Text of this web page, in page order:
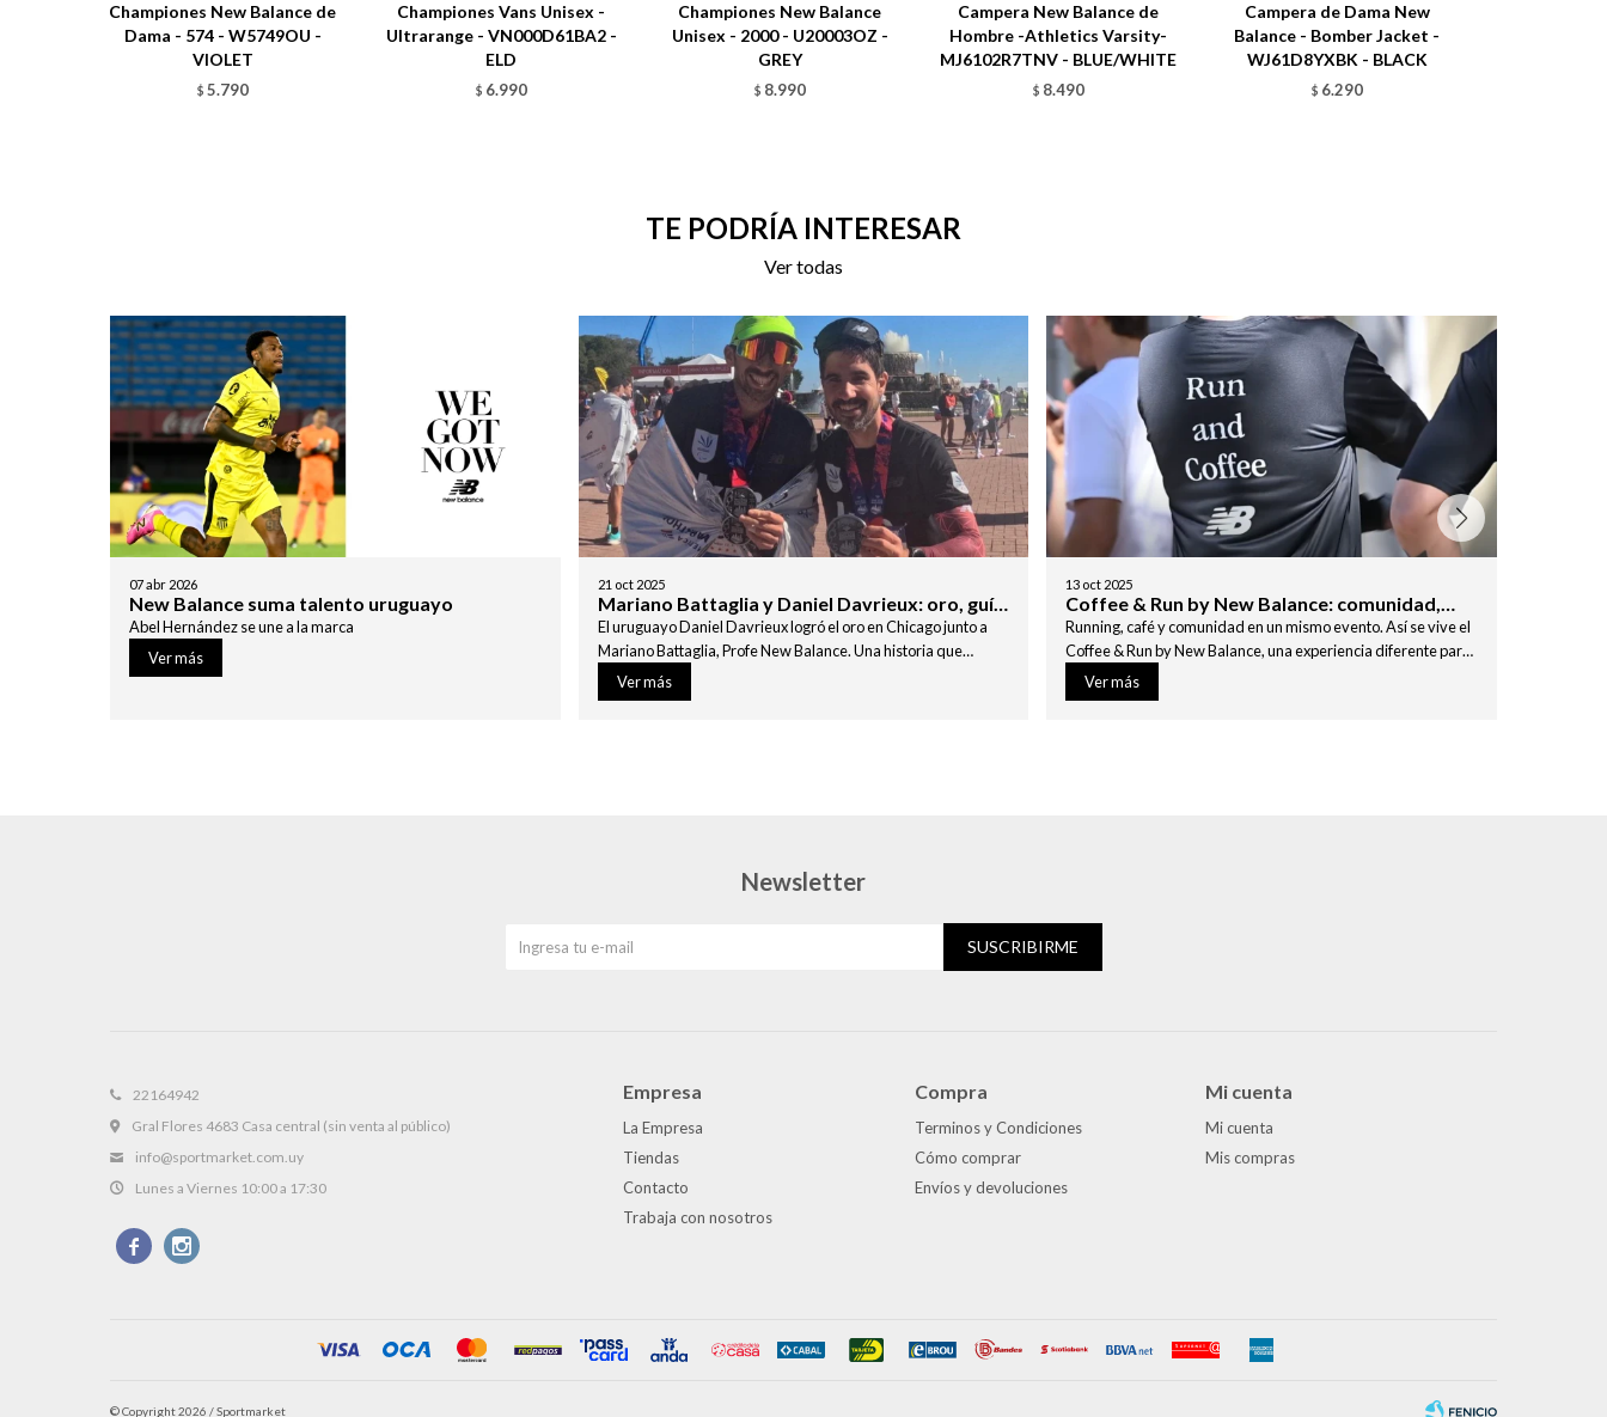
Championes New Balance de
Dama - 574 - W5749OU -
VIOLET
$ 5.790
Championes Vans Unisex -
Ultrarange - VN000D61BA2 -
ELD
$ 6.990
Championes New Balance
Unisex - 2000 - U20003OZ -
GREY
$ 8.990
Campera New Balance de
Hombre -Athletics Varsity-
MJ6102R7TNV - BLUE/WHITE
$ 8.490
Campera de Dama New
Balance - Bomber Jacket -
WJ61D8YXBK - BLACK
$ 6.290
TE PODRÍA INTERESAR
Ver todas
07abr 2026
New Balance suma talento uruguayo
Abel Hernández se une a la marca
Ver más
21 oct 2025
Mariano Battaglia y Daniel Davrieux: oro, guía
y pasión New Balance en Chicago
El uruguayo Daniel Davrieux logró el oro en Chicago junto a
Mariano Battaglia, Profe New Balance. Una historia que
inspira al running nacional.
Ver más
13 oct 2025
Coffee & Run by New Balance: comunidad,
movimiento y buena energía
Running, café y comunidad en un mismo evento. Así se vive el
Coffee & Run by New Balance, una experiencia diferente para
corredores en Uruguay.
Ver más
22164942
Gral Flores 4683 Casa central (sin venta al público)
info@sportmarket.com.uy
Lunes a Viernes 10:00 a 17:30
 
Empresa
La Empresa
Tiendas
Contacto
Trabaja con nosotros
Compra
Terminos y Condiciones
Cómo comprar
Envíos y devoluciones
Mi cuenta
Mi cuenta
Mis compras
Newsletter
SUSCRIBIRME
© Copyright 2026 / Sportmarket